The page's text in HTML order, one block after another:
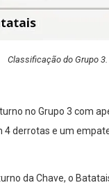
Classificação do Grupo 3.
no Grupo 3 com
4 derrotas e um
da Chave, o